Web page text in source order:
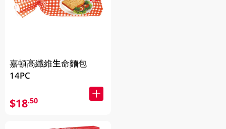
嘉頓高纖維生命麵包
14PC
$18.50